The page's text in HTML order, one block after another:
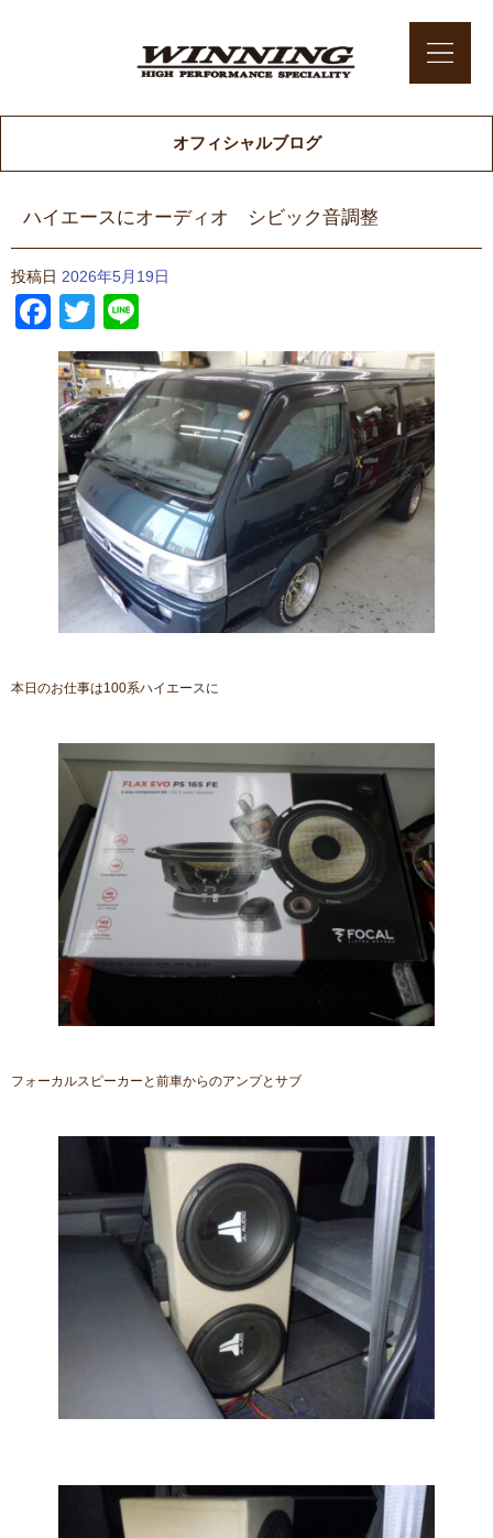
オフィシャルブログ
ハイエースにオーディオ シビック音調整
投稿日 2026年5月19日
Facebook
Twitter
本日のお仕事は100系ハイエースに
フォーカルスピーカーと前車からのアンプとサブ